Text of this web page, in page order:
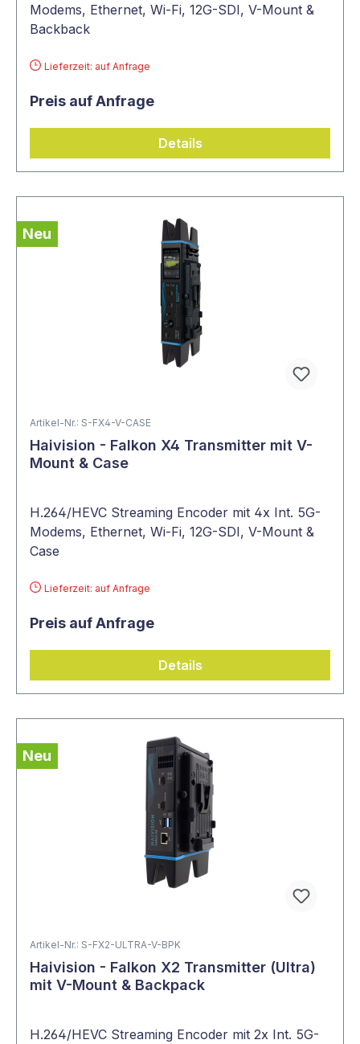
Modems, Ethernet, Wi-Fi, 12G-SDI, V-Mount &
Backback
Lieferzeit: auf Anfrage
Preis auf Anfrage
Details
Neu
Artikel-Nr.: S-FX4-V-CASE
Haivision - Falkon X4 Transmitter mit V-
Mount & Case
H.264/HEVC Streaming Encoder mit 4x Int. 5G-
Modems, Ethernet, Wi-Fi, 12G-SDI, V-Mount &
Case
Lieferzeit: auf Anfrage
Preis auf Anfrage
Details
Neu
Artikel-Nr.: S-FX2-ULTRA-V-BPK
Haivision - Falkon X2 Transmitter (Ultra)
mit V-Mount & Backpack
H.264/HEVC Streaming Encoder mit 2x Int. 5G-